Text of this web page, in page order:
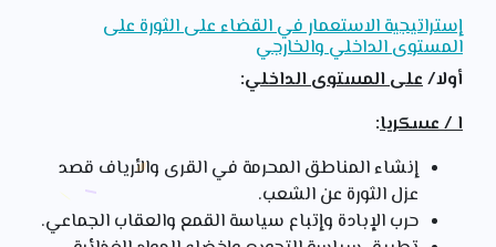
إستراتيجية الاستعمار في القضاء على الثورة على
المستوى الداخلي والخارجي
أولا/على المستوى الداخلي:
ا / عسكريا:
إنشاء المناطق المحرمة في القرى والأرياف قصد
عزل الثورة عن الشعب.
حرب الإبادة وإتباع سياسة القمع والعقاب الجماعي.